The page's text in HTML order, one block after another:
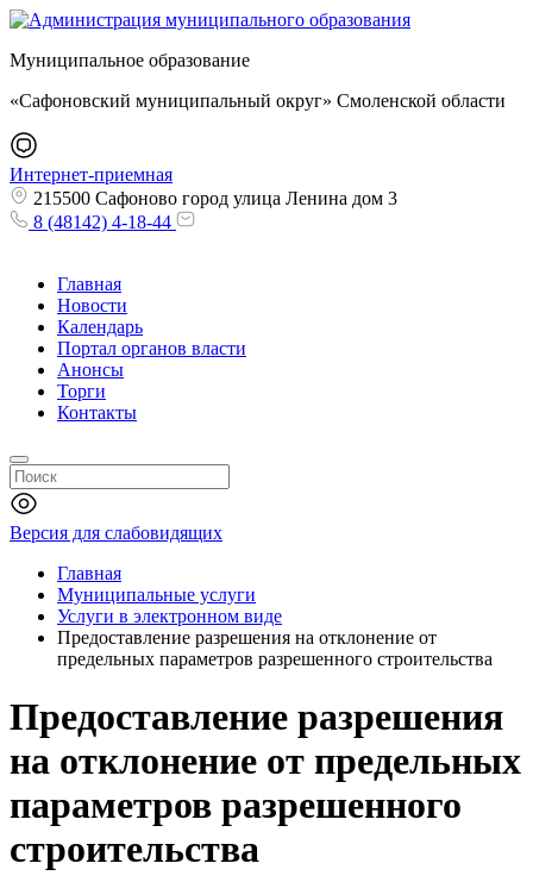
Муниципальное образование
«Сафоновский муниципальный округ» Смоленской области
Интернет-приемная
215500 Сафоново город улица Ленина дом 3
8 (48142) 4-18-44
Главная
Новости
Календарь
Портал органов власти
Анонсы
Торги
Контакты
Версия для слабовидящих
Главная
Муниципальные услуги
Услуги в электронном виде
Предоставление разрешения на отклонение от
предельных параметров разрешенного строительства
Предоставление разрешения
на отклонение от предельных
параметров разрешенного
строительства